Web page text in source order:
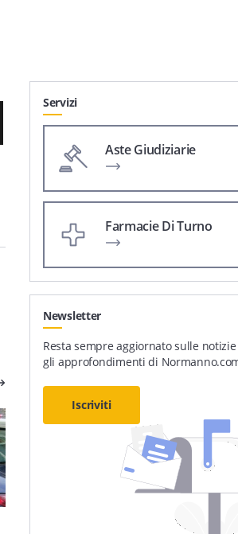
Servizi
Aste Giudiziarie
Farmacie Di Turno
Newsletter
Resta sempre aggiornato sulle notizie
gli approfondimenti di
Iscriviti